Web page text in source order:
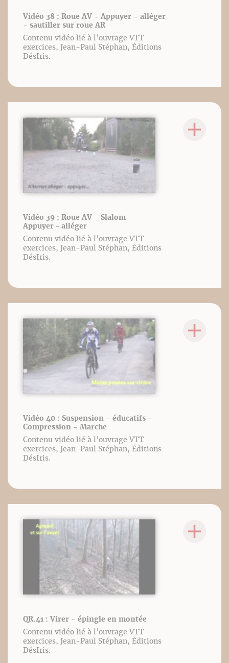
Vidéo 38 : Roue AV - Appuyer - alléger
- sautiller sur roue AR
Contenu vidéo lié à l’ouvrage VTT
exercices, Jean-Paul Stéphan, Éditions
DésIris.
Vidéo 39 : Roue AV - Slalom -
Appuyer - alléger
Contenu vidéo lié à l’ouvrage VTT
exercices, Jean-Paul Stéphan, Éditions
DésIris.
Vidéo 40 : Suspension - éducatifs -
Compression - Marche
Contenu vidéo lié à l’ouvrage VTT
exercices, Jean-Paul Stéphan, Éditions
DésIris.
QR.41 : Virer - épingle en montée
Contenu vidéo lié à l’ouvrage VTT
exercices, Jean-Paul Stéphan, Éditions
DésIris.